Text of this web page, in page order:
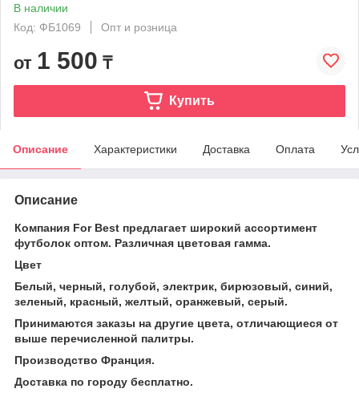
В наличии
Код: ФБ1069
Опт и розница
от 1 500 ₸
Купить
Описание Характеристики Доставка Оплата
Описание
Компания For Best предлагает широкий ассортимент
футболок оптом. Различная цветовая гамма.
Цвет
Белый, черный, голубой, электрик, бирюзовый, синий,
зеленый, красный, желтый, оранжевый, серый.
Принимаются заказы на другие цвета, отличающиеся от
выше перечисленной палитры.
Производство Франция.
Доставка по городу бесплатно.